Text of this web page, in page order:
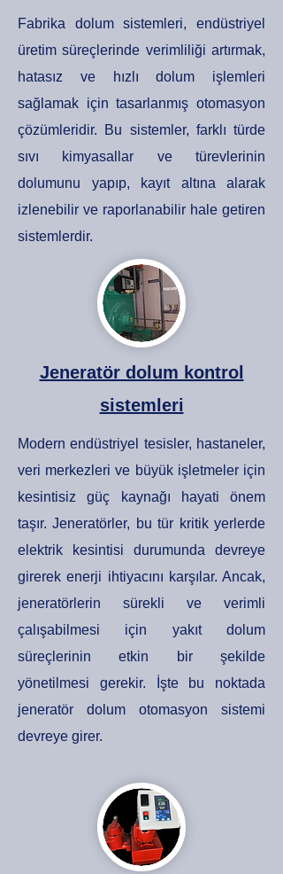
Fabrika dolum sistemleri, endüstriyel
üretim süreçlerinde verimliliği artırmak,
hatasız ve hızlı dolum işlemleri
sağlamak için tasarlanmış otomasyon
çözümleridir. Bu sistemler, farklı türde
sıvı kimyasallar ve türevlerinin
dolumunu yapıp, kayıt altına alarak
izlenebilir ve raporlanabilir hale getiren
sistemlerdir.
Jeneratör dolum kontrol
sistemleri
Modern endüstriyel tesisler, hastaneler,
veri merkezleri ve büyük işletmeler için
kesintisiz güç kaynağı hayati önem
taşır. Jeneratörler, bu tür kritik yerlerde
elektrik kesintisi durumunda devreye
girerek enerji ihtiyacını karşılar. Ancak,
jeneratörlerin sürekli ve verimli
çalışabilmesi için yakıt dolum
süreçlerinin etkin bir şekilde
yönetilmesi gerekir. İşte bu noktada
jeneratör dolum otomasyon sistemi
devreye girer.